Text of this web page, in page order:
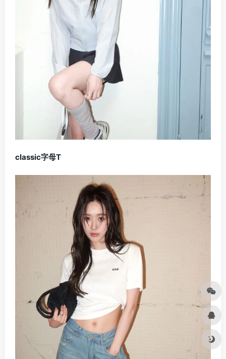
​classic字母T